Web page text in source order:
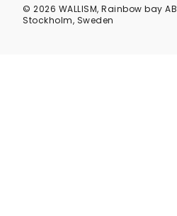
© 2026 WALLISM, Rainbow bay
Stockholm, Sweden